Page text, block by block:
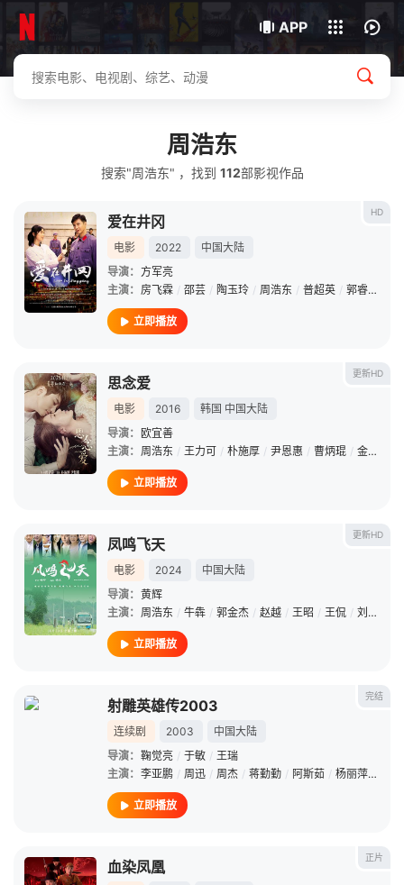
APP
下载客户端
我的观影记录
周浩东
搜索"周浩东" ，找到 112部影视作品
HD
爱在井冈
电影 2022
中国大陆
导演： 方军亮
主演： 房飞霖 / 邵芸 / 陶玉玲 / 周浩东 / 普超英 / 郭睿智
立即播放
更新HD
思念爱
电影 2016 韩国 中国大陆
导演： 欧宜善
主演： 周浩东 / 王力可 / 朴施厚 / 尹恩惠 / 曹炳琨 / 金志珉
立即播放
更新HD
凤鸣飞天
电影 2024
中国大陆
导演： 黄辉
主演： 周浩东 / 牛犇 / 郭金杰 / 赵越 / 王昭 / 王侃 / 刘若清
立即播放
完结
射雕英雄传2003
连续剧 2003
中国大陆
导演： 鞠觉亮 / 于敏 / 王瑞
主演： 李亚鹏 / 周迅 / 周杰 / 蒋勤勤 / 阿斯茹 / 杨丽萍 /
立即播放
正片
血染凤凰